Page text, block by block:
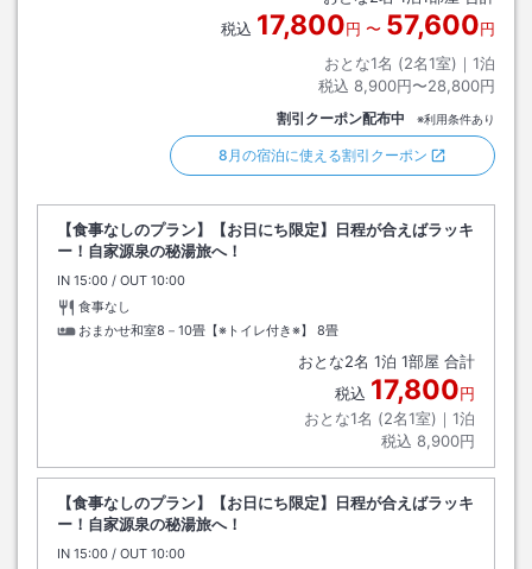
税込 17,800円 〜 57,600円
おとな1名 (2名1室)｜ 1泊
税込 8,900円〜28,800円
割引クーポン配布中 ※利用条件あり
8月の宿泊に使える割引クーポン
【食事なしのプラン】【お日にち限定】日程が合えばラッキ
ー！自家源泉の秘湯旅へ！
IN チェックイン
15:00 / OUT チェックアウト
10:00
食事なし
おまかせ和室8－10畳【※トイレ付き※】
8畳
おとな2名 1泊 1部屋 合計
税込 17,800円
おとな1名 (2名1室)｜ 1泊
税込 8,900円
【食事なしのプラン】【お日にち限定】日程が合えばラッキ
ー！自家源泉の秘湯旅へ！
IN チェックイン
15:00 / OUT チェックアウト
10:00